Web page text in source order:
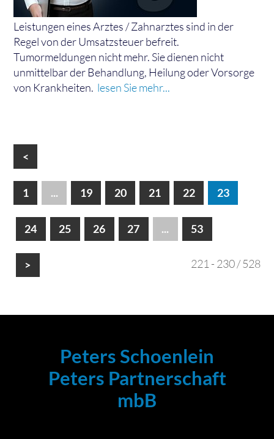
Leistungen eines Arztes / Zahnarztes sind in der
Regel von der Umsatzsteuer befreit.
Tumormeldungen nicht mehr. Sie dienen nicht
unmittelbar der Behandlung, Heilung oder Vorsorge
von Krankheiten. lesen Sie mehr...
<
1 ... 19 20 21 22 23
24 25 26 27 ... 53
> 221 - 230 / 528
Peters Schoenlein
Peters Partnerschaft
mbB